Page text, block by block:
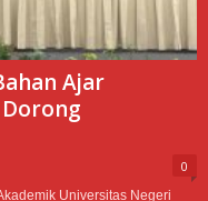
Ajar
0
Universitas Negeri